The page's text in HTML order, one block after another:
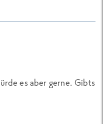
es aber gerne. Gibts